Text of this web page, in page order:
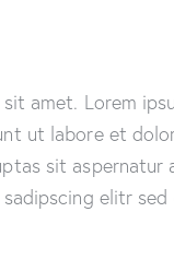
amet. Lorem
ut labore et
sit
elitr sed